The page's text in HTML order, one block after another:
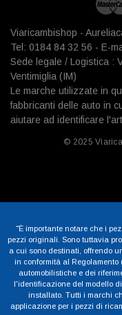
Viaricambishop -
Tel: 0184 84 32 56 - E-
Sede legale / Logistica :
Ventimiglia (IM)
Le marche utilizzate in
fabbricanti delle auto in
aiutare ad identificare
© 2025
"È importante notare che i
pezzi originali. Sono tuttavia
a cui sono destinati, offrendo
in conformità al Regolamento
automobilistiche e dei
l'identificazione del modello
installato. Tutti i marchi
applicazione per i pezzi di